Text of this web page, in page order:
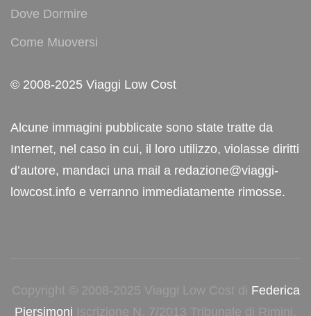
Dove Dormire
Come Muoversi
© 2008-2025 Viaggi Low Cost
Alcune immagini pubblicate sono state tratte da
Internet, nel caso in cui, il loro utilizzo, violasse diritti
d’autore, mandaci una mail a redazione@viaggi-
lowcost.info e verranno immediatamente rimosse.
Copyright © 2008-2025 Viaggi Low Cost di Federica
Piersimoni Iscrizione N. 7/2013 Tribunale di Rimini.